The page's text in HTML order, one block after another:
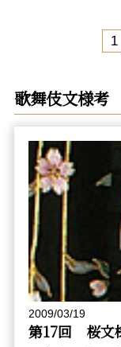
1
歌舞伎文様考
2009/03/19
第17回 桜文